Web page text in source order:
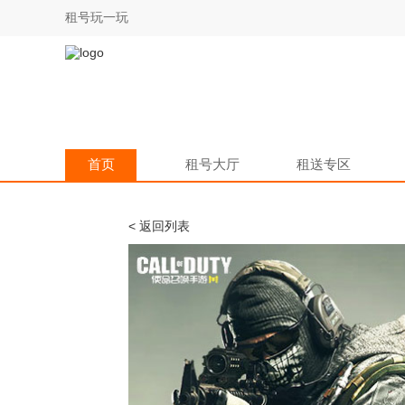
租号玩一玩
首页 租号大厅 租送专区
< 返回列表